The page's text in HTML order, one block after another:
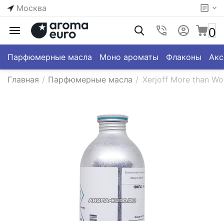
Москва
0
Парфюмерные масла Моно ароматы Флаконы
Главная / Парфюмерные масла / Xerjoff More than